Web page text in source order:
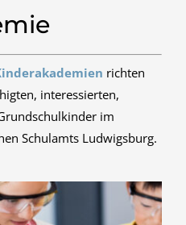
richten
interessierten,
im
Schulamts Ludwigsburg.